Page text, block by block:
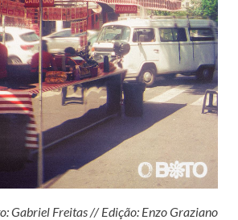
Gabriel Freitas // Edição: Enzo Graziano